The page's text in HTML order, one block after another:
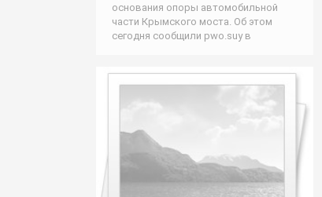
основания опоры автомобильной
части Крымского моста. Об этом
сегодня сообщили pwo.suу в